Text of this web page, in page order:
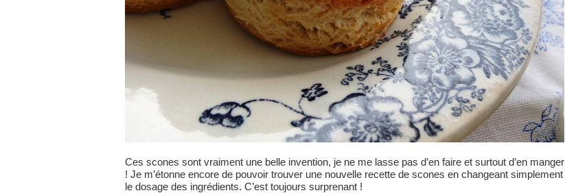
Ces scones sont vraiment une belle invention, je ne me lasse pas d’en faire et surtout d’en manger
! Je m’étonne encore de pouvoir trouver une nouvelle recette de scones en changeant simplement
le dosage des ingrédients. C’est toujours surprenant !